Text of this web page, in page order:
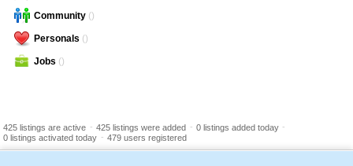
Community ()
Personals ()
Jobs ()
425 listings are active - 425 listings were added - 0 listings added today -
0 listings activated today - 479 users registered